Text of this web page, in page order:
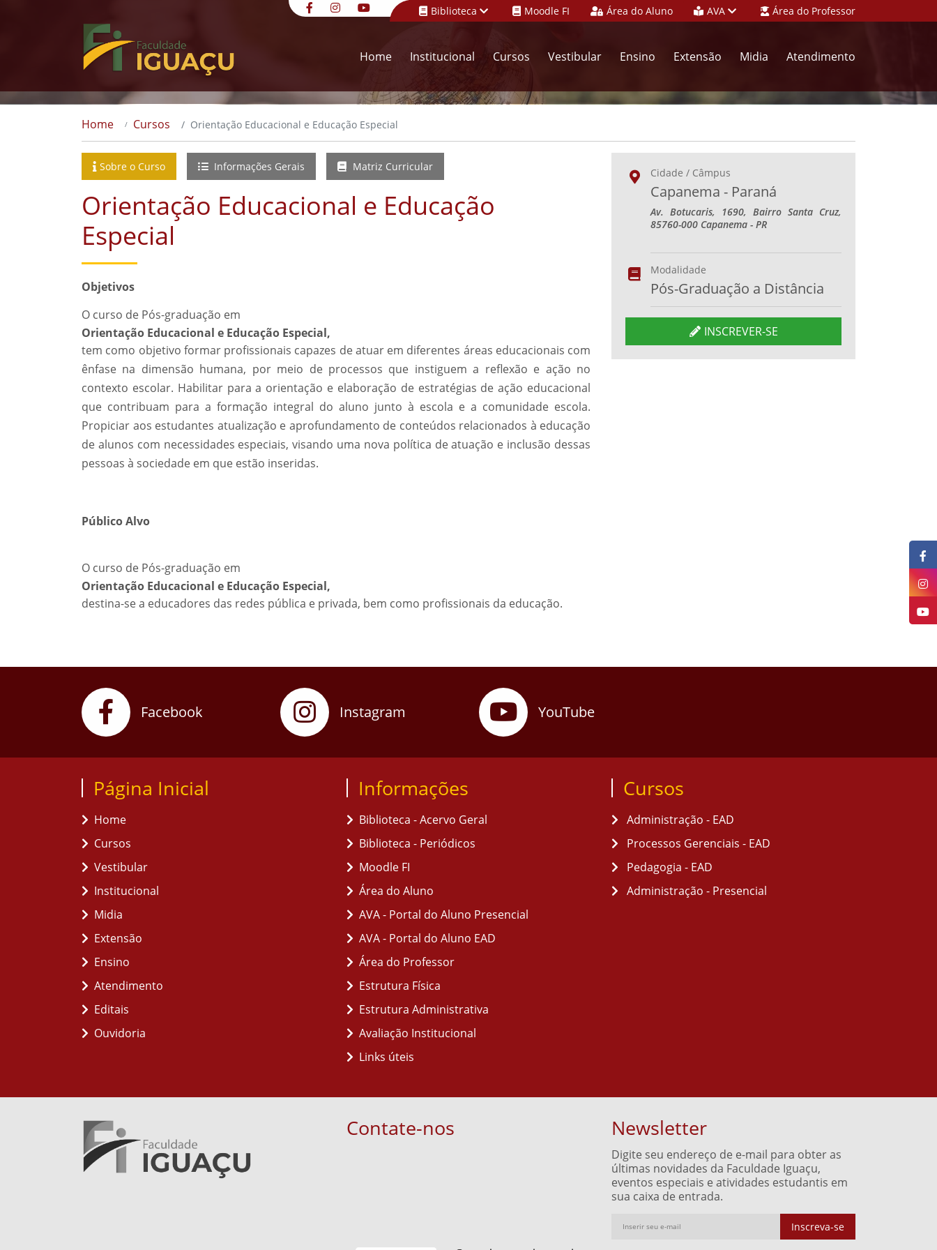
Biblioteca Moodle FI Área do Aluno AVA Área do Professor
Home Institucional Cursos Vestibular Ensino Extensão Midia Atendimento
Home Cursos Orientação Educacional e Educação Especial
Sobre o Curso Informações Gerais Matriz Curricular
Orientação Educacional e Educação
Especial
Objetivos
O curso de Pós-graduação em
Orientação Educacional e Educação Especial,
tem como objetivo formar profissionais capazes de atuar em diferentes áreas educacionais com
ênfase na dimensão humana, por meio de processos que instiguem a reflexão e ação no
contexto escolar. Habilitar para a orientação e elaboração de estratégias de ação educacional
que contribuam para a formação integral do aluno junto à escola e a comunidade escola.
Propiciar aos estudantes atualização e aprofundamento de conteúdos relacionados à educação
de alunos com necessidades especiais, visando uma nova política de atuação e inclusão dessas
pessoas à sociedade em que estão inseridas.
Público Alvo
O curso de Pós-graduação em
Orientação Educacional e Educação Especial,
destina-se a educadores das redes pública e privada, bem como profissionais da educação.
Cidade / Câmpus
Capanema - Paraná
Av. Botucaris, 1690, Bairro Santa Cruz,
85760-000 Capanema - PR
Modalidade
Pós-Graduação a Distância
INSCREVER-SE
Facebook Instagram YouTube
Página Inicial
Home
Cursos
Vestibular
Institucional
Midia
Extensão
Ensino
Atendimento
Editais
Ouvidoria
Informações
Biblioteca - Acervo Geral
Biblioteca - Periódicos
Moodle FI
Área do Aluno
AVA - Portal do Aluno Presencial
AVA - Portal do Aluno EAD
Área do Professor
Estrutura Física
Estrutura Administrativa
Avaliação Institucional
Links úteis
Cursos
Administração - EAD
Processos Gerenciais - EAD
Pedagogia - EAD
Administração - Presencial
Contate-nos Newsletter
Digite seu endereço de e-mail para obter as
últimas novidades da Faculdade Iguaçu,
eventos especiais e atividades estudantis em
sua caixa de entrada.
Inscreva-se